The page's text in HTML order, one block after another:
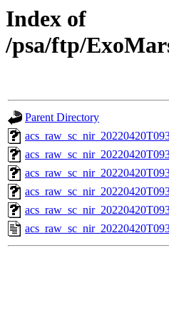
Index of
/psa/ftp/
Parent Directory